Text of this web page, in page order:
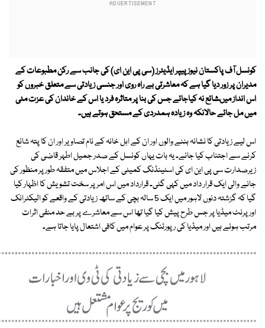
کونسل آف پاکستان نیوز پیپر ایڈیٹرز (سی پی این ای) کی جانب سے رکن مطبوعات کے
مدیران پر زور دیا گیا ہے کہ معاشرتی بے راہ روی اور جنسی زیادتی سے متعلق خبروں کو
اس انداز میںشائع نہ کیاجائے جس کی بنا پر متاثرہ فرد یا اس کے خاندان کی عزت مٹی
میں مل جائے حالانکہ وہ زیادہ ہمدردی کے مستحق ہوتے ہیں۔
اس لیے زیادتی کا نشانہ بننے والوں اور ان کے اہل خانہ کے نام تصاویر اور ان کا پتہ شائع
کرنے سے اجتناب کیا جائے۔ یہ بات یہاں کونسل کے صدر جمیل اطہر قاضی کی
زیرصدارت سی پی این ای کی اسٹینڈنگ کمیٹی کے اجلاس میں متفقہ طور پر منظور کی
جانے والی ایک قرار داد میں کہی گئی۔ قرارداد میں اس امر پر سخت تشویش کا اظہار کیا
گیا کہ گزشتہ دنوں لاہور میں ایک 5 سالہ بچی کے ساتھ زیادتی کے واقعے کو الیکٹرانک
اور پرنٹ میڈیا پر جس طرح پیش کیا گیا تھا اس سے معاشرے پر بے حد منفی اثرات
مرتب ہوئے ہیں اور میڈیا کی رپورٹنگ پر عوام میں کافی اشتعال پایا جاتا ہے۔